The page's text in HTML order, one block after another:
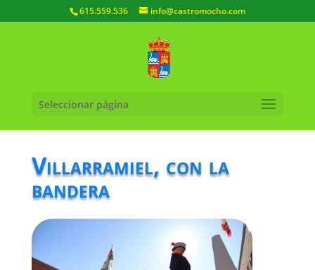
615.559.536 info@castromocho.com
Seleccionar página
Villarramiel, con la
bandera